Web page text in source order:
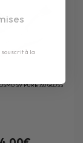
SV PURE A0 GLOSS
à la